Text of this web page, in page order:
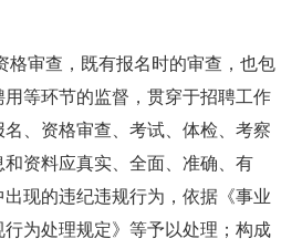
格审查，既有报名时的审查，也包
等环节的监督，贯穿于招聘工作
、资格审查、考试、体检、考察
资料应真实、全面、准确、有
现的违纪违规行为，依据《事业
为处理规定》等予以处理；构成